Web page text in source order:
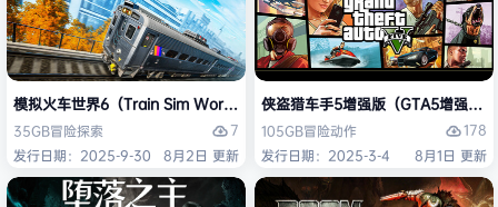
模拟火车世界6（Train Sim World 6）免安装中文版
35GB冒险探索
7
发行日期：2025-9-30
8月2日 更新
侠盗猎车手5增强版（GTA5增强版
105GB冒险动作
178
发行日期：2025-3-4
8月1日 更新